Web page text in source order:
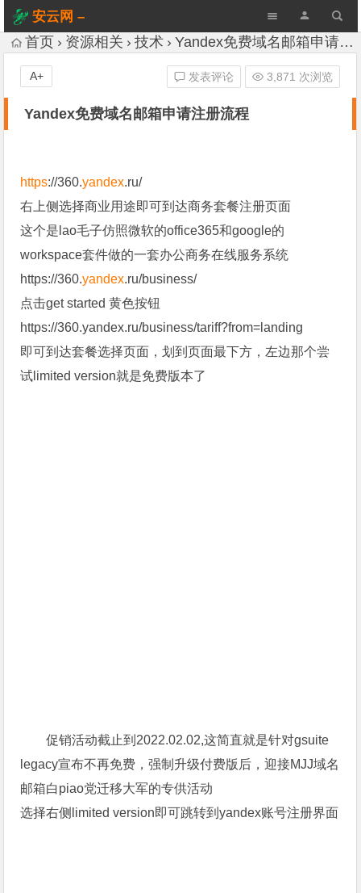
安云网 –
AnYun.ORG
首页 资源相关 技术 Yandex免费域名邮箱申请注册流程
Yandex免费域名邮箱申请注册流程
发表评论 3,871 次浏览
A+
https://360.yandex.ru/
右上侧选择商业用途即可到达商务套餐注册页面
这个是lao毛子仿照微软的office365和google的
workspace套件做的一套办公商务在线服务系统
https://360.yandex.ru/business/
点击get started 黄色按钮
https://360.yandex.ru/business/tariff?from=landing
即可到达套餐选择页面，划到页面最下方，左边那个尝
试limited version就是免费版本了
促销活动截止到2022.02.02,这简直就是针对gsuite
legacy宣布不再免费，强制升级付费版后，迎接MJJ域名
邮箱白piao党迁移大军的专供活动
选择右侧limited version即可跳转到yandex账号注册界面